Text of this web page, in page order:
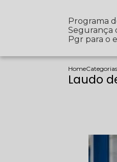
Programa
Pgr para o
HomeCategorias
Laudo